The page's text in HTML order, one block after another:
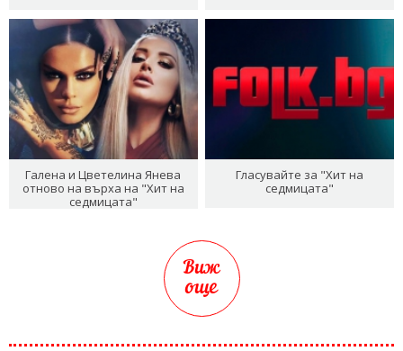
Галена и Цветелина Янева
отново на върха на "Хит на
седмицата"
Гласувайте за "Хит на
седмицата"
Виж
още